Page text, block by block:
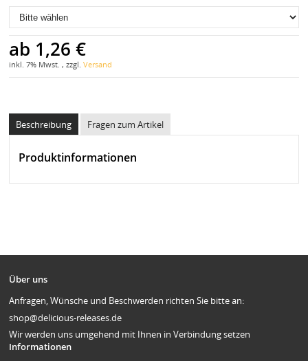
ab 1,26 €
inkl. 7% Mwst. , zzgl. Versand
Beschreibung Fragen zum Artikel
Produktinformationen
Über uns
Anfragen, Wünsche und Beschwerden richten Sie bitte an:
shop@delicious-releases.de
Wir werden uns umgehend mit Ihnen in Verbindung setzen
Informationen